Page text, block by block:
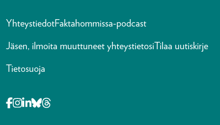
YhteystiedotFaktahommissa-podcast
Jäsen, ilmoita muuttuneet yhteystietosi Tilaa uutiskirje
Tietosuoja
Opens in a new tab Facebook-f
Opens in a new tab Instagram
Opens in a new tab Linkedin-in
Opens in a new tab Bluesky